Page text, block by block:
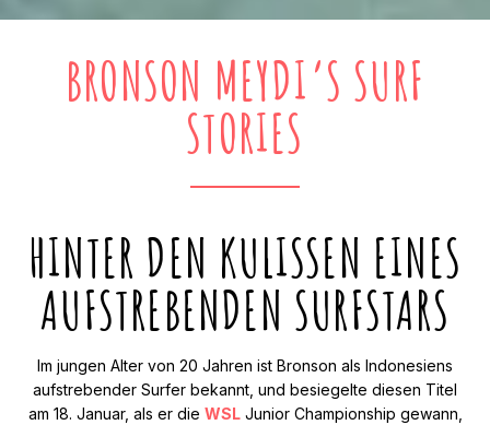
BRONSON MEYDI’S SURF
STORIES
HINTER DEN KULISSEN EINES
AUFSTREBENDEN SURFSTARS
Im jungen Alter von 20 Jahren ist Bronson als Indonesiens
aufstrebender Surfer bekannt, und besiegelte diesen Titel
am 18. Januar, als er die WSLJunior Championship gewann,